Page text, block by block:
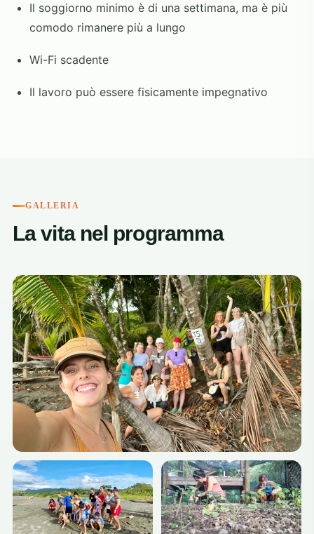
Il soggiorno minimo è di una settimana, ma è più
comodo rimanere più a lungo
Wi-Fi scadente
Il lavoro può essere fisicamente impegnativo
GALLERIA
La vita nel programma